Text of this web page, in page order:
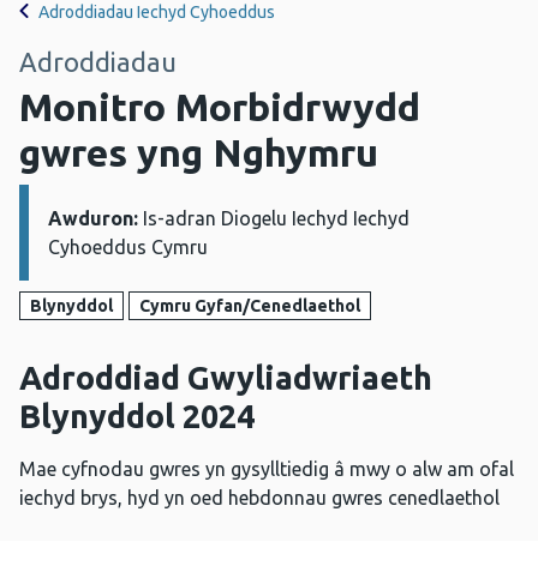
Adroddiadau Iechyd Cyhoeddus
Adroddiadau
Monitro Morbidrwydd
gwres yng Nghymru
Manylion:
Awduron: Is-adran Diogelu Iechyd Iechyd
Cyhoeddus Cymru
Blynyddol Cymru Gyfan/Cenedlaethol
Adroddiad Gwyliadwriaeth
Blynyddol 2024
Mae cyfnodau gwres yn gysylltiedig â mwy o alw am ofal
iechyd brys, hyd yn oed hebdonnau gwres cenedlaethol